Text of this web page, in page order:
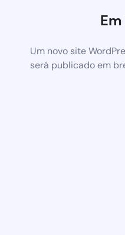
Um novo site
será publicado em